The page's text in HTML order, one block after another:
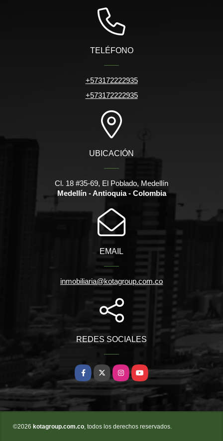
TELÉFONO
+573172222935
+573172222935
UBICACIÓN
Cl. 18 #35-69, El Poblado, Medellín
Medellín - Antioquia - Colombia
EMAIL
inmobiliaria@kotagroup.com.co
REDES SOCIALES
Facebook
X InstagramYouTube
©2026 kotagroup.com.co, todos los derechos reservados.